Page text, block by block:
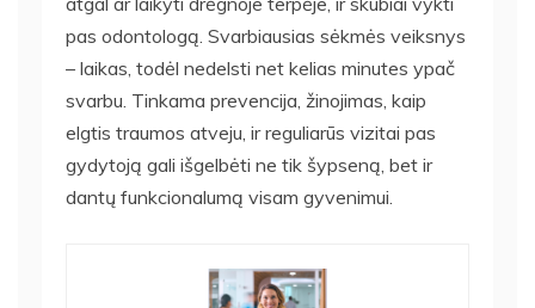
pas odontologą. Svarbiausias sėkmės veiksnys
– laikas, todėl nedelsti net kelias minutes ypač
svarbu. Tinkama prevencija, žinojimas, kaip
elgtis traumos atveju, ir reguliarūs vizitai pas
gydytoją gali išgelbėti ne tik šypseną, bet ir
dantų funkcionalumą visam gyvenimui.